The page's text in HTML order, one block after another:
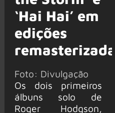
‘Hai Hai’ em
edições
remasterizadas
Foto: Divulgação
Os dois primeiros
álbuns solo de
Roger Hodgson,